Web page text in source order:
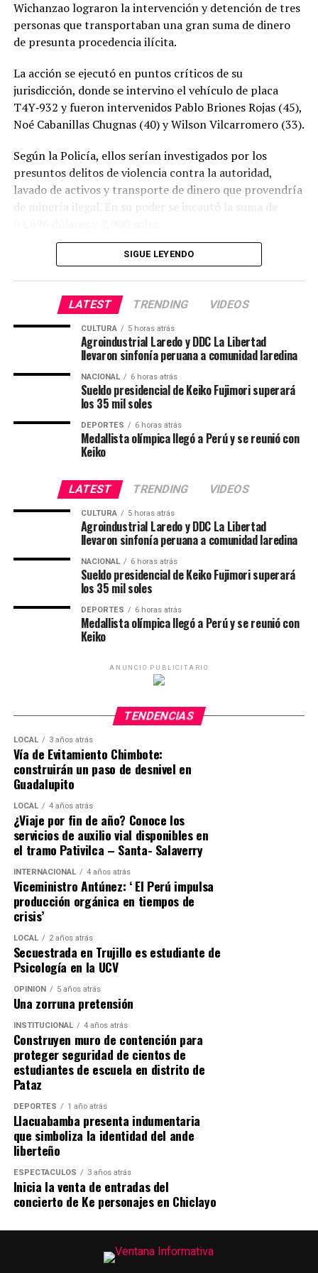
Wichanzao lograron la intervención y detención de tres
personas que transportaban una gran suma de dinero
de presunta procedencia ilícita.
La acción se ejecutó en puntos críticos de su
jurisdicción, donde se intervino el vehículo de placa
T4Y‑932 y fueron intervenidos Pablo Briones Rojas (45),
Noé Cabanillas Chugnas (40) y Wilson Vilcarromero (33).
Según la Policía, ellos serían investigados por los
presuntos delitos de violencia contra la autoridad,
lavado de activos y transporte de dinero que provendría
de minería ilegal. En su poder se incautó la suma de
SIGUE LEYENDO
LATEST TRENDING VIDEOS
CULTURA 5 horas atrás
Agroindustrial Laredo y DDC La Libertad
llevaron sinfonía peruana a comunidad laredina
NACIONAL 6 horas atrás
Sueldo presidencial de Keiko Fujimori superará
los 35 mil soles
DEPORTES 6 horas atrás
Medallista olímpica llegó a Perú y se reunió con
Keiko
LATEST TRENDING VIDEOS
CULTURA 5 horas atrás
Agroindustrial Laredo y DDC La Libertad
llevaron sinfonía peruana a comunidad laredina
NACIONAL 6 horas atrás
Sueldo presidencial de Keiko Fujimori superará
los 35 mil soles
DEPORTES 6 horas atrás
Medallista olímpica llegó a Perú y se reunió con
Keiko
ANUNCIO PUBLICITARIO
TENDENCIAS
LOCAL 3 años atrás
Vía de Evitamiento Chimbote:
construirán un paso de desnivel en
Guadalupito
LOCAL 4 años atrás
¿Viaje por fin de año? Conoce los
servicios de auxilio vial disponibles en
el tramo Pativilca – Santa- Salaverry
INTERNACIONAL 4 años atrás
Viceministro Antúnez: ‘ El Perú impulsa
producción orgánica en tiempos de
crisis’
LOCAL 2 años atrás
Secuestrada en Trujillo es estudiante de
Psicología en la UCV
OPINIÓN 5 años atrás
Una zorruna pretensión
INSTITUCIONAL 4 años atrás
Construyen muro de contención para
proteger seguridad de cientos de
estudiantes de escuela en distrito de
Pataz
DEPORTES 1 año atrás
Llacuabamba presenta indumentaria
que simboliza la identidad del ande
liberteño
ESPECTÁCULOS 3 años atrás
Inicia la venta de entradas del
concierto de Ke personajes en Chiclayo